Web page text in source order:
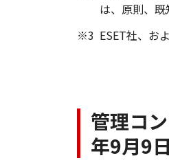
は、原則、既
※3 ESET社、お
管理コ
年9月9